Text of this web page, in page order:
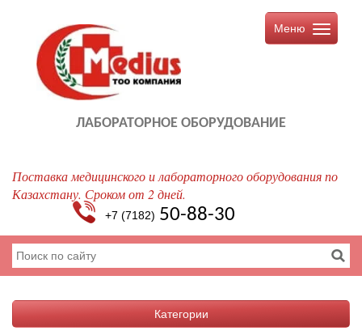
ЛАБОРАТОРНОЕ ОБОРУДОВАНИЕ
Поставка медицинского и лабораторного оборудования по
Казахстану. Сроком от 2 дней.
+7 (7182) 50-88-30
Меню
Категории